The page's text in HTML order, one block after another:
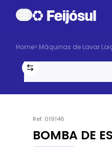
Home> Máquinas de Lavar
Ref. 019146
BOMBA DE